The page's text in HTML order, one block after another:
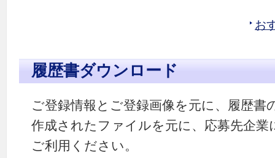
お
履歴書ダウンロード
ご登録情報とご登録画像を元に、履歴書
作成されたファイルを元に、応募先企
ご利用ください。